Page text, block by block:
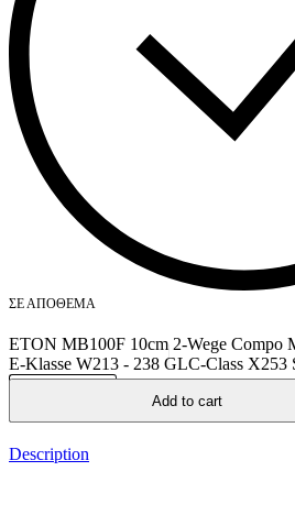
ΣΕ ΑΠΌΘΕΜΑ
ETON MB100F 10cm 2-Wege Compo
E-Klasse W213 - 238 GLC-Class X253
Add to cart
Description